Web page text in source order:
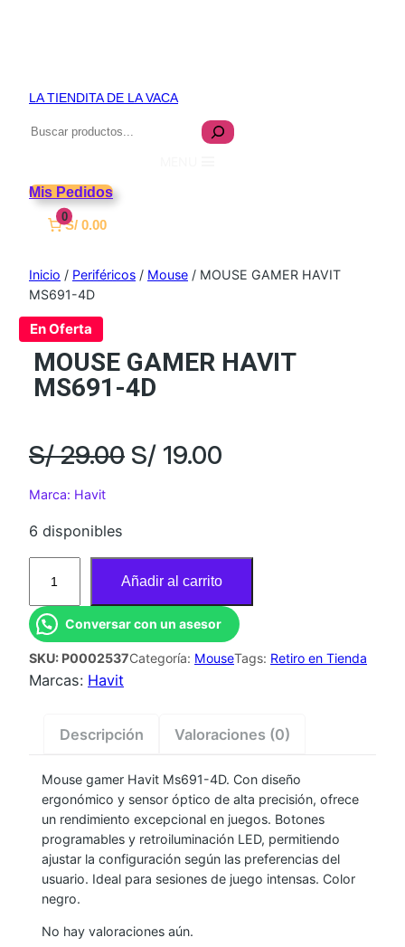
LA TIENDITA DE LA VACA
Buscar
Mis Pedidos
0
S/ 0.00
Inicio / Periféricos / Mouse / MOUSE GAMER HAVIT
MS691-4D
En Oferta
MOUSE GAMER HAVIT
MS691-4D
S/29.00 E
r
e
c
o
o
r
i
S/ 19.00
r
e
c
o
a
c
t
Marca: Havit
6 disponibles
U
S
E
G
Añadir al carrito
Conversar con un asesor
SKU: P0002537Categoría: MouseTags: Retiro en Tienda
Marcas: Havit
Descripción Valoraciones (0)
Mouse gamer Havit Ms691-4D. Con diseño
ergonómico y sensor óptico de alta precisión, ofrece
un rendimiento excepcional en juegos. Botones
programables y retroiluminación LED, permitiendo
ajustar la configuración según las preferencias del
usuario. Ideal para sesiones de juego intensas. Color
negro.
No hay valoraciones aún.